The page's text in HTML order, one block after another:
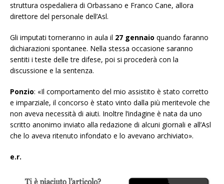
struttura ospedaliera di Orbassano e Franco Cane, allora
direttore del personale dell’Asl.
Gli imputati torneranno in aula il 27 gennaio quando faranno
dichiarazioni spontanee. Nella stessa occasione saranno
sentiti i teste delle tre difese, poi si procederà con la
discussione e la sentenza.
Ponzio: «Il comportamento del mio assistito è stato corretto
e imparziale, il concorso è stato vinto dalla più meritevole che
non aveva necessità di aiuti. Inoltre l’indagine è nata da uno
scritto anonimo inviato alla redazione di alcuni giornali e all’Asl
che lo aveva ritenuto infondato e lo avevano archiviato».
e.r.